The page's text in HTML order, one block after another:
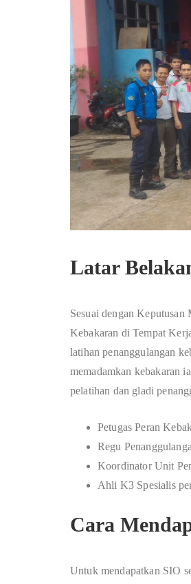
Latar
Sesuai dengan
Kebakaran di Tempat
latihan penanggulangan
memadamkan kebakaran
pelatihan dan gladi
Petugas Peran
Regu
Koordinator Unit
Ahli K3 Spesialis
Cara
Untuk mendapatkan SIO